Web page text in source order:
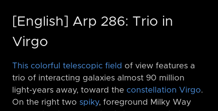
[English] Arp 286: Trio in
Virgo
This colorful telescopic field of view features a
trio of interacting galaxies almost 90 million
light-years away, toward the constellation Virgo.
On the right two spiky, foreground Milky Way